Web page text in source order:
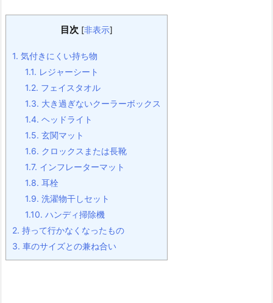
目次 [非表示]
1. 気付きにくい持ち物
1.1. レジャーシート
1.2. フェイスタオル
1.3. 大き過ぎないクーラーボックス
1.4. ヘッドライト
1.5. 玄関マット
1.6. クロックスまたは長靴
1.7. インフレーターマット
1.8. 耳栓
1.9. 洗濯物干しセット
1.10. ハンディ掃除機
2. 持って行かなくなったもの
3. 車のサイズとの兼ね合い